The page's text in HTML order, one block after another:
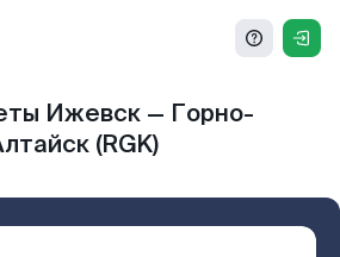
Ижевск — Горно-
(RGK)